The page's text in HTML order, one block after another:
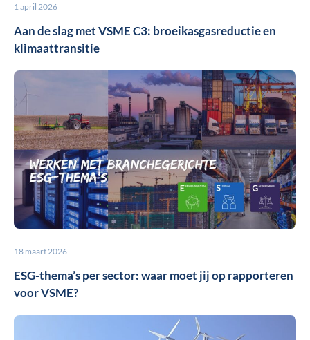
1 april 2026
Aan de slag met VSME C3: broeikasgasreductie en
klimaattransitie
18 maart 2026
ESG-thema’s per sector: waar moet jij op rapporteren
voor VSME?